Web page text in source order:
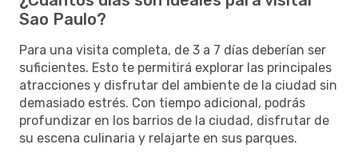
Sao Paulo?
Para una visita completa, de 3 a 7 días deberían ser
suficientes. Esto te permitirá explorar las principales
atracciones y disfrutar del ambiente de la ciudad sin
demasiado estrés. Con tiempo adicional, podrás
profundizar en los barrios de la ciudad, disfrutar de
su escena culinaria y relajarte en sus parques.